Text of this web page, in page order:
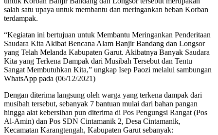
salah satu upaya untuk membantu dan meringankan beban Korban
terdampak.
“Kegiatan ini bertujuan untuk Membantu Meringankan Penderitaan
Saudara Kita Akibat Bencana Alam Banjir Bandang dan Longsor
yang Telah Melanda Kabupaten Garut. Akibatnya Banyak Saudara
Kita yang Terkena Dampak dari Musibah Tersebut dan Tentu
Sangat Membutuhkan Kita,” ungkap Isep Paozi melalui sambungan
WhatsApp pada (06/12/2021)
Dengan diterima langsung oleh warga yang terkena dampak dari
musibah tersebut, sebanyak 7 bantuan mulai dari bahan pangan
hingga alat kebersihan pun diterima di Pos Pengungsi Rangat (Pos
Al-Amin) dan Pos SDN Cintamanik 2, Desa Cintamanik,
Kecamatan Karangtengah, Kabupaten Garut sebanyak: